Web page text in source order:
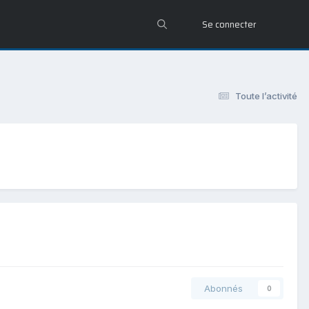
Se connecter
Toute l’activité
Abonnés 0